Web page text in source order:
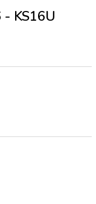
KS16U